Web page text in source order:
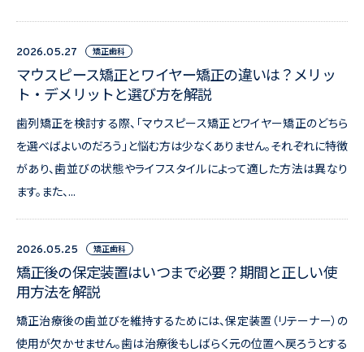
2026.05.27 矯正歯科
マウスピース矯正とワイヤー矯正の違いは？メリッ
ト・デメリットと選び方を解説
歯列矯正を検討する際、「マウスピース矯正とワイヤー矯正のどちら
を選べばよいのだろう」と悩む方は少なくありません。それぞれに特徴
があり、歯並びの状態やライフスタイルによって適した方法は異なり
ます。また、...
2026.05.25 矯正歯科
矯正後の保定装置はいつまで必要？期間と正しい使
用方法を解説
矯正治療後の歯並びを維持するためには、保定装置（リテーナー）の
使用が欠かせません。歯は治療後もしばらく元の位置へ戻ろうとする